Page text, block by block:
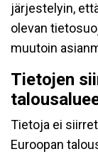
järjestelyin,
olevan
muutoin
Tietojen
Tietoja ei
Euroopan